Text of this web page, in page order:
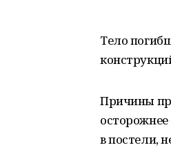
Тело
Причины
в постели,